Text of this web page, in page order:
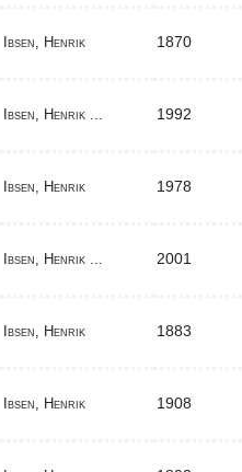
Ibsen, Henrik 1870
Ibsen, Henrik ... 1992
Ibsen, Henrik 1978
Ibsen, Henrik ... 2001
Ibsen, Henrik 1883
Ibsen, Henrik 1908